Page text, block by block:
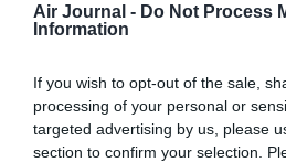
Air Journal - Do Not Process
Information
If you wish to opt-out of the sale,
processing of your personal or
targeted advertising by us, please
section to confirm your selection.
Louche cette affaire, 3kg d’or ! La
STW Galleya commenté :